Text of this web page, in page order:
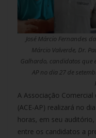
José Márcio Fernandes
Márcio Valverde, Dr.
Galhardo, candidatos que
AP no dia 27 de
A Associação
(ACE-AP) realizará no
horas, em seu
entre os candidatos a